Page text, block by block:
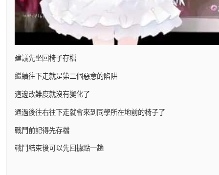
建議先坐回椅子存檔
繼續往下走就是第二個惡意的陷阱
這邊改難度就沒有變化了
通過後往右往下走就會來到同學所在地前的椅子了
戰鬥前記得先存檔
戰鬥結束後可以先回據點一趟